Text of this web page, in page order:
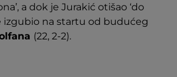
a dok je Jurakić otišao ‘do
izgubio na startu od budućeg
(22, 2-2).